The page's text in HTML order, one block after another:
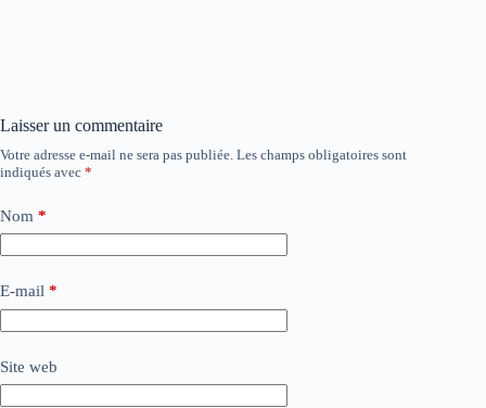
Laisser un commentaire
Votre adresse e-mail ne sera pas publiée. Les champs obligatoires sont
indiqués avec *
Nom *
E-mail *
Site web